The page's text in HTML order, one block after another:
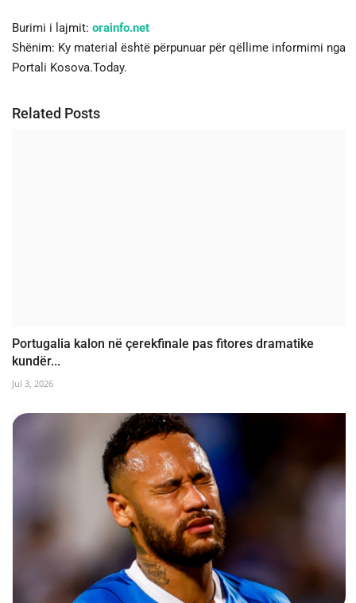
Burimi i lajmit: orainfo.net
Shënim: Ky material është përpunuar për qëllime informimi nga
Portali Kosova.Today.
Related Posts
Portugalia kalon në çerekfinale pas fitores dramatike
kundër...
Jul 3, 2026